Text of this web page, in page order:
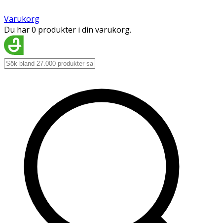
Varukorg
Du har 0 produkter i din varukorg.